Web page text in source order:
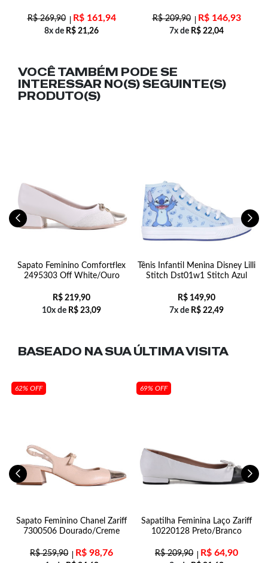
R$269,90 R$161,94
8x de R$ 21,26
R$209,90 R$146,93
7x de R$ 22,04
VOCÊ TAMBÉM PODE SE
INTERESSAR NO(S) SEGUINTE(S)
PRODUTO(S)
Sapato Feminino Comfortflex
2495303 Off White/Ouro
R$ 219,90
10x de R$ 23,09
Tênis Infantil Menina Disney Lilli
Stitch Dst01w1 Stitch Azul
R$ 149,90
7x de R$ 22,49
BASEADO NA SUAÚLTIMA VISITA
62% OFF
Sapato Feminino Chanel Zariff
7300506 Dourado/Creme
R$259,90 R$ 98,76
69% OFF
Sapatilha Feminina Laço Zariff
10220128 Preto/Branco
R$209,90 R$ 64,90